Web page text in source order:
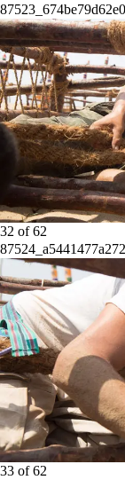
32 of62
33 of62